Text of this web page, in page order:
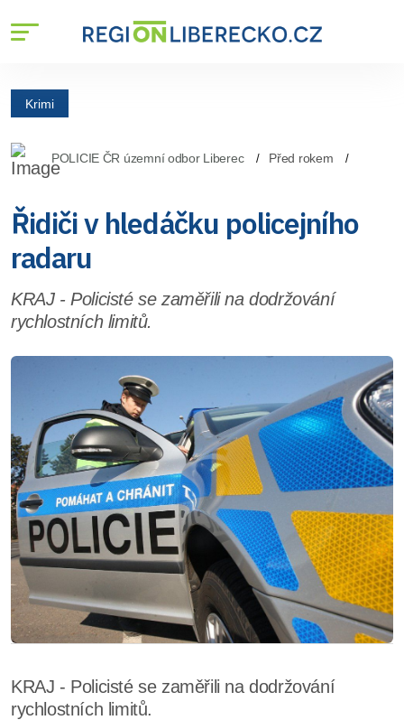
Krimi
POLICIE ČR územní odbor Liberec Před rokem
Řidiči v hledáčku policejního
radaru
KRAJ - Policisté se zaměřili na dodržování
rychlostních limitů.
KRAJ - Policisté se zaměřili na dodržování
rychlostních limitů.